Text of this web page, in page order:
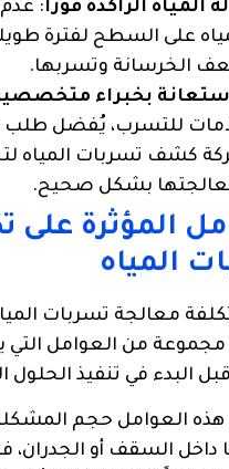
المياه الراكدة فوراً:
على السطح لفترة
الخرسانة وتسربها.
بخبراء
للتسرب، يُفضل
كشف تسربات المياه
بشكل صحيح.
المؤثرة على
المياه
معالجة تسربات
مجموعة من العوامل التي
قبل البدء في تنفيذ الحلول
العوامل حجم
داخل السقف أو الجدران،